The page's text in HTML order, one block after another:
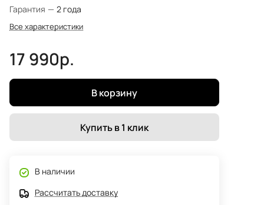
Гарантия — 2 года
Все характеристики
17 990р.
В корзину
Купить в 1 клик
В наличии
Рассчитать доставку